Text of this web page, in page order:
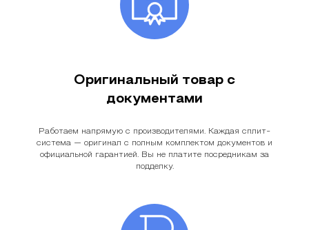
Оригинальный товар с
документами
Работаем напрямую с производителями. Каждая сплит-
система — оригинал с полным комплектом документов и
официальной гарантией. Вы не платите посредникам за
подделку.